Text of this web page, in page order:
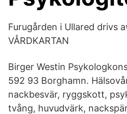
Furugården i Ullared drivs
VÅRDKARTAN
Birger Westin
592 93 Borghamn.
nackbesvär, ryggskott,
tvång, huvudvärk,